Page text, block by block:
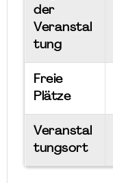
der
Veranstal
tung
Freie
Plätze
Veranstal
tungsort